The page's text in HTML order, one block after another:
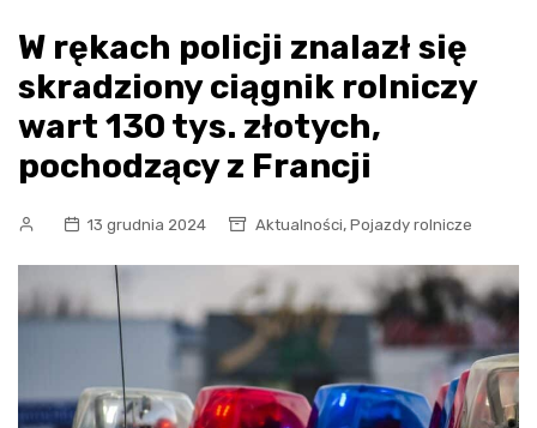
W rękach policji znalazł się
skradziony ciągnik rolniczy
wart 130 tys. złotych,
pochodzący z Francji
13 grudnia 2024 Aktualności, Pojazdy rolnicze